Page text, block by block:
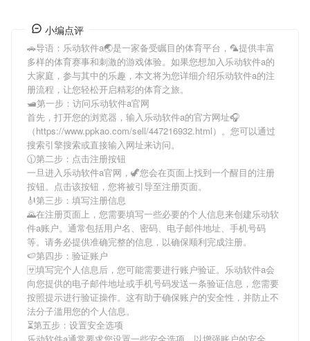
小编点评
🚗导语： 乐动软件a🌏是一家备受瞩目的体育平台，🦜提供丰富
多样的体育赛事和刺激的游戏体验。如果您想加入乐动软件a的
大家庭，参与其中的乐趣，本文将为您详细介绍乐动软件a的注
册流程，让您轻松开启精彩的体育之旅。
🛥第一步：访问乐动软件a官网
首先，打开您的浏览器，输入乐动软件a的官方网址🎧
（https://www.ppkao.com/sell/447216932.html）。您可以通过
搜索引擎搜索或直接输入网址来访问。
🕦第二步：点击注册按钮
一旦进入乐动软件a官网，🦖您会在页面上找到一个醒目的注册
按钮。点击该按钮，您将被引导至注册页面。
🎻第三步：填写注册信息
🌄在注册页面上，您需要填写一些必要的个人信息来创建乐动软
件a账户。通常包括用户名、密码、电子邮件地址、手机号码
等。请务必提供准确完整的信息，以确保顺利完成注册。
🍉第四步：验证账户
🈂填写完个人信息后，您可能需要进行账户验证。 乐动软件a会
向您提供的电子邮件地址或手机号码发送一条验证信息，您需要
按照提示进行验证操作。这有助于确保账户的安全性，并防止不
法分子滥用您的个人信息。
⏳第五步：设置安全选项